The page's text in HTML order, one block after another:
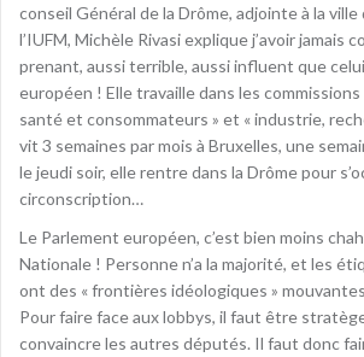
conseil Général de la Drôme, adjointe à la
l’IUFM, Michèle Rivasi explique j’avoir jamais
prenant, aussi terrible, aussi influent que
européen ! Elle travaille dans les
santé et consommateurs » et « industrie,
vit 3 semaines par mois à Bruxelles, une
le jeudi soir, elle rentre dans la Drôme pour
circonscription…
Le Parlement européen, c’est bien moins
Nationale ! Personne n’a la majorité, et les
ont des « frontières idéologiques »
Pour faire face aux lobbys, il faut être
convaincre les autres députés. Il faut donc